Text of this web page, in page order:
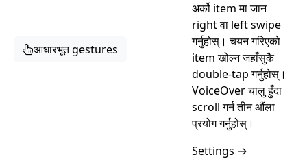
आधारभूत gestures
अर्को item मा जान
right वा left swipe
गर्नुहोस्। चयन गरिएको
item खोल्न जहाँसुकै
double-tap गर्नुहोस्।
VoiceOver चालु हुँदा
scroll गर्न तीन औंला
प्रयोग गर्नुहोस्।
Settings →